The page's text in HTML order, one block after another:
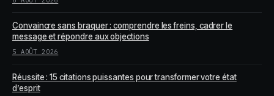
Convaincre sans braquer : comprendre les freins, cadrer le
message et répondre aux objections
5 AOÛT 2026
Réussite : 15 citations puissantes pour transformer votre état
d’esprit